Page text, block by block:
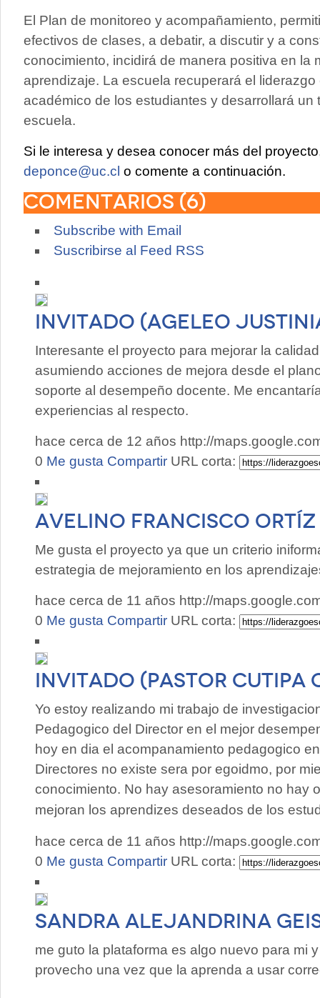
El Plan de monitoreo y acompañamiento,
efectivos de clases, a debatir, a discutir y a
conocimiento, incidirá de manera positiva en la
aprendizaje. La escuela recuperará el
académico de los estudiantes y desarrollará
escuela.
Si le interesa y desea conocer más del
deponce@uc.cl o comente a continuación.
Comentarios (6)
Subscribe with Email
Suscribirse al Feed RSS
Invitado (Ageleo
Interesante el proyecto para mejorar la
asumiendo acciones de mejora desde el
soporte al desempeño docente. Me
experiencias al respecto.
hace cerca de 12 años http://
0 Me gusta Compartir URL corta:
Avelino Francisco
Me gusta el proyecto ya que un criterio
estrategia de mejoramiento en los
hace cerca de 11 años http://
0 Me gusta Compartir URL corta:
Invitado (Pastor CUTIPA
Yo estoy realizando mi trabajo de
Pedagogico del Director en el mejor
hoy en dia el acompanamiento pedagogico
Directores no existe sera por egoidmo, por
conocimiento. No hay asesoramiento no hay
mejoran los aprendizes deseados de los
hace cerca de 11 años http://
0 Me gusta Compartir URL corta:
Sandra Alejandrina
me guto la plataforma es algo nuevo para mi
provecho una vez que la aprenda a usar